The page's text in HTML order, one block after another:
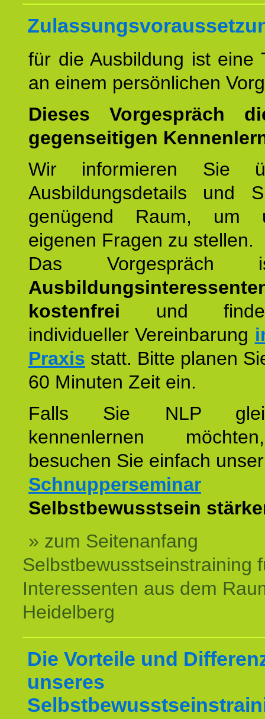
für die Ausbildung ist eine
an einem persönlichen
Dieses Vorgespräch
gegenseitigen
Wir informieren Sie
Ausbildungsdetails und
genügend Raum, um
eigenen Fragen zu stellen.
Das
kostenfrei und
individueller Vereinbarung
Praxis statt. Bitte planen
60 Minuten Zeit ein.
Falls Sie NLP
kennenlernen
besuchen Sie einfach unser
Schnupperseminar
Selbstbewusstsein
» zum Seitenanfang
Selbstbewusstseinstraining
Interessenten aus dem
Heidelberg
Die Vorteile und
unseres